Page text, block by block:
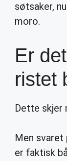
søtsaker,
moro.
Er
ristet
Dette skjer
Men
er faktisk